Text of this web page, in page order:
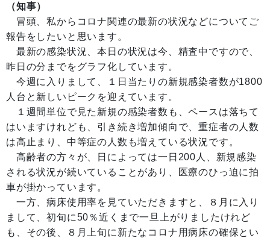
（知事）
冒頭、私からコロナ関連の最新の状況などについてご
報告をしたいと思います。
最新の感染状況、本日の状況は今、精査中ですので、
昨日の分までをグラフ化しています。
今週に入りまして、１日当たりの新規感染者数が1800
人台と新しいピークを迎えています。
１週間単位で見た新規の感染者数も、ペースは落ちて
はいますけれども、引き続き増加傾向で、重症者の人数
は高止まり、中等症の人数も増えている状況です。
高齢者の方々が、日によっては一日200人、新規感染
される状況が続いていることがあり、医療のひっ迫に拍
車が掛かっています。
一方、病床使用率を見ていただきますと、８月に入り
まして、初旬に50％近くまで一旦上がりましたけれど
も、その後、８月上旬に新たなコロナ用病床の確保とい